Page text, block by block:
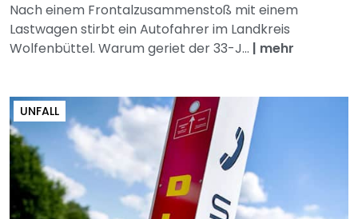
Nach einem Frontalzusammenstoß mit einem
Lastwagen stirbt ein Autofahrer im Landkreis
Wolfenbüttel. Warum geriet der 33-J... | mehr
UNFALL